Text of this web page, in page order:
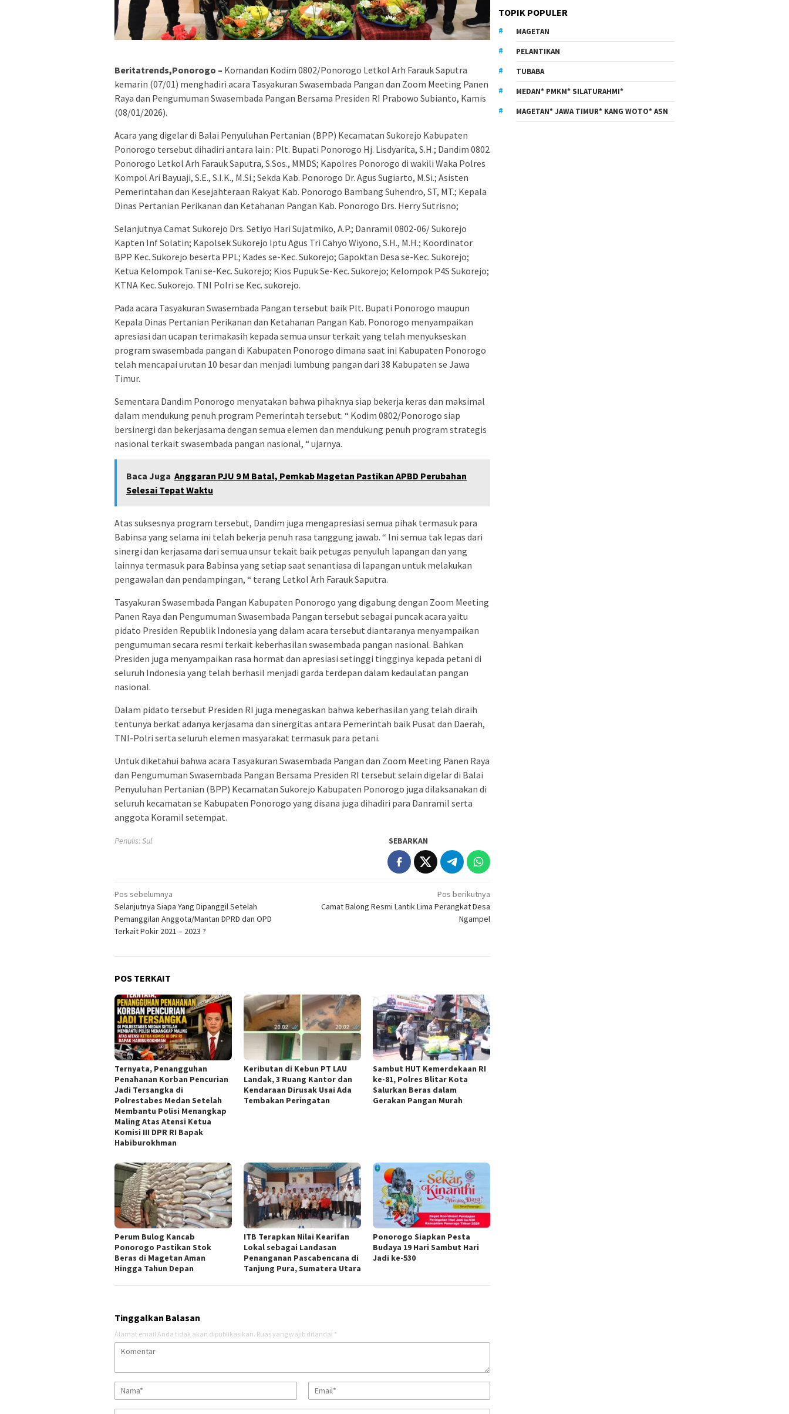
Beritatrends,Ponorogo – Komandan Kodim 0802/Ponorogo Letkol Arh Farauk Saputra
kemarin (07/01) menghadiri acara Tasyakuran Swasembada Pangan dan Zoom Meeting Panen
Raya dan Pengumuman Swasembada Pangan Bersama Presiden RI Prabowo Subianto, Kamis
(08/01/2026).
Acara yang digelar di Balai Penyuluhan Pertanian (BPP) Kecamatan Sukorejo Kabupaten
Ponorogo tersebut dihadiri antara lain : Plt. Bupati Ponorogo Hj. Lisdyarita, S.H.; Dandim 0802
Ponorogo Letkol Arh Farauk Saputra, S.Sos., MMDS; Kapolres Ponorogo di wakili Waka Polres
Kompol Ari Bayuaji, S.E., S.I.K., M.Si.; Sekda Kab. Ponorogo Dr. Agus Sugiarto, M.Si.; Asisten
Pemerintahan dan Kesejahteraan Rakyat Kab. Ponorogo Bambang Suhendro, ST, MT.; Kepala
Dinas Pertanian Perikanan dan Ketahanan Pangan Kab. Ponorogo Drs. Herry Sutrisno;
Selanjutnya Camat Sukorejo Drs. Setiyo Hari Sujatmiko, A.P.; Danramil 0802-06/ Sukorejo
Kapten Inf Solatin; Kapolsek Sukorejo Iptu Agus Tri Cahyo Wiyono, S.H., M.H.; Koordinator
BPP Kec. Sukorejo beserta PPL; Kades se-Kec. Sukorejo; Gapoktan Desa se-Kec. Sukorejo;
Ketua Kelompok Tani se-Kec. Sukorejo; Kios Pupuk Se-Kec. Sukorejo; Kelompok P4S Sukorejo;
KTNA Kec. Sukorejo. TNI Polri se Kec. sukorejo.
Pada acara Tasyakuran Swasembada Pangan tersebut baik Plt. Bupati Ponorogo maupun
Kepala Dinas Pertanian Perikanan dan Ketahanan Pangan Kab. Ponorogo menyampaikan
apresiasi dan ucapan terimakasih kepada semua unsur terkait yang telah menyukseskan
program swasembada pangan di Kabupaten Ponorogo dimana saat ini Kabupaten Ponorogo
telah mencapai urutan 10 besar dan menjadi lumbung pangan dari 38 Kabupaten se Jawa
Timur.
Sementara Dandim Ponorogo menyatakan bahwa pihaknya siap bekerja keras dan maksimal
dalam mendukung penuh program Pemerintah tersebut. “ Kodim 0802/Ponorogo siap
bersinergi dan bekerjasama dengan semua elemen dan mendukung penuh program strategis
nasional terkait swasembada pangan nasional, “ ujarnya.
Baca Juga Anggaran PJU 9 M Batal, Pemkab Magetan Pastikan APBD Perubahan
Selesai Tepat Waktu
Atas suksesnya program tersebut, Dandim juga mengapresiasi semua pihak termasuk para
Babinsa yang selama ini telah bekerja penuh rasa tanggung jawab. “ Ini semua tak lepas dari
sinergi dan kerjasama dari semua unsur tekait baik petugas penyuluh lapangan dan yang
lainnya termasuk para Babinsa yang setiap saat senantiasa di lapangan untuk melakukan
pengawalan dan pendampingan, “ terang Letkol Arh Farauk Saputra.
Tasyakuran Swasembada Pangan Kabupaten Ponorogo yang digabung dengan Zoom Meeting
Panen Raya dan Pengumuman Swasembada Pangan tersebut sebagai puncak acara yaitu
pidato Presiden Republik Indonesia yang dalam acara tersebut diantaranya menyampaikan
pengumuman secara resmi terkait keberhasilan swasembada pangan nasional. Bahkan
Presiden juga menyampaikan rasa hormat dan apresiasi setinggi tingginya kepada petani di
seluruh Indonesia yang telah berhasil menjadi garda terdepan dalam kedaulatan pangan
nasional.
Dalam pidato tersebut Presiden RI juga menegaskan bahwa keberhasilan yang telah diraih
tentunya berkat adanya kerjasama dan sinergitas antara Pemerintah baik Pusat dan Daerah,
TNI-Polri serta seluruh elemen masyarakat termasuk para petani.
Untuk diketahui bahwa acara Tasyakuran Swasembada Pangan dan Zoom Meeting Panen Raya
dan Pengumuman Swasembada Pangan Bersama Presiden RI tersebut selain digelar di Balai
Penyuluhan Pertanian (BPP) Kecamatan Sukorejo Kabupaten Ponorogo juga dilaksanakan di
seluruh kecamatan se Kabupaten Ponorogo yang disana juga dihadiri para Danramil serta
anggota Koramil setempat.
Penulis: Sul SEBARKAN
Navigasi
pos
Pos sebelumnya
Selanjutnya Siapa Yang Dipanggil Setelah
Pemanggilan Anggota/Mantan DPRD dan OPD
Terkait Pokir 2021 – 2023 ?
Pos berikutnya
Camat Balong Resmi Lantik Lima Perangkat Desa
Ngampel
POS TERKAIT
Ternyata, Penangguhan
Penahanan Korban Pencurian
Jadi Tersangka di
Polrestabes Medan Setelah
Membantu Polisi Menangkap
Maling Atas Atensi Ketua
Komisi III DPR RI Bapak
Habiburokhman
Keributan di Kebun PT LAU
Landak, 3 Ruang Kantor dan
Kendaraan Dirusak Usai Ada
Tembakan Peringatan
Sambut HUT Kemerdekaan RI
ke-81, Polres Blitar Kota
Salurkan Beras dalam
Gerakan Pangan Murah
Perum Bulog Kancab
Ponorogo Pastikan Stok
Beras di Magetan Aman
Hingga Tahun Depan
ITB Terapkan Nilai Kearifan
Lokal sebagai Landasan
Penanganan Pascabencana di
Tanjung Pura, Sumatera Utara
Ponorogo Siapkan Pesta
Budaya 19 Hari Sambut Hari
Jadi ke-530
Tinggalkan Balasan
Alamat email Anda tidak akan dipublikasikan. Ruas yang wajib ditandai *
TOPIK POPULER
MAGETAN
PELANTIKAN
TUBABA
MEDAN* PMKM* SILATURAHMI*
MAGETAN* JAWA TIMUR* KANG WOTO* ASN